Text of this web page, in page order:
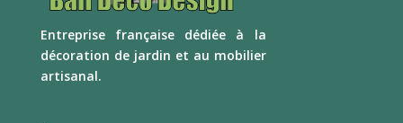
Entreprise française dédiée à la
décoration de jardin et au mobilier
artisanal.